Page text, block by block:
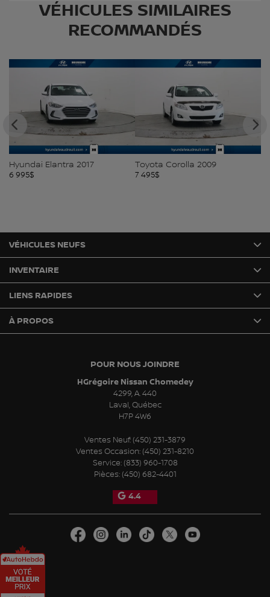
VÉHICULES SIMILAIRES
RECOMMANDÉS
Hyundai Elantra 2017
6 995$
Toyota Corolla 2009
7 495$
POUR NOUS JOINDRE
HGrégoire Nissan Chomedey
4299, A. 440
Laval,Québec
H7P 4W6
Ventes Neuf: (450) 231-3879
Ventes Occasion: (450) 231-8210
Service: (833) 960-1708
Pièces: (450) 682-4401
4.4
VÉHICULES NEUFS
INVENTAIRE
LIENS RAPIDES
À PROPOS